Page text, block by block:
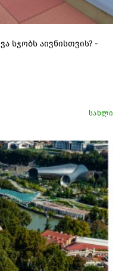
სჯობს აივნისთვის? -
სახლი